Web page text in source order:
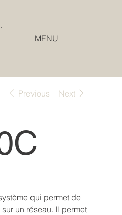
MENU
Previous Next
qui permet de
un réseau. Il permet